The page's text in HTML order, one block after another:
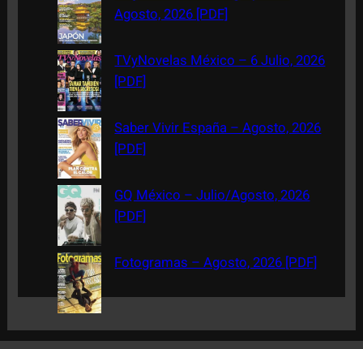
Agosto, 2026 [PDF]
TVyNovelas México – 6 Julio, 2026
[PDF]
Saber Vivir España – Agosto, 2026
[PDF]
GQ México – Julio/Agosto, 2026
[PDF]
Fotogramas – Agosto, 2026 [PDF]